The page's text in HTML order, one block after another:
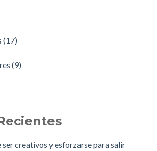
(17)
(9)
ser creativos y esforzarse para salir